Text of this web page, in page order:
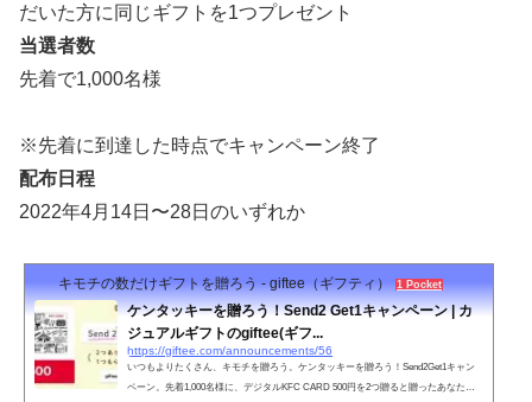
だいた方に同じギフトを1つプレゼント
当選者数
先着で1,000名様
※先着に到達した時点でキャンペーン終了
配布日程
2022年4月14日〜28日のいずれか
キモチの数だけギフトを贈ろう - giftee（ギフティ） 1 Pocket
ケンタッキーを贈ろう！Send2 Get1キャンペーン | カ
ジュアルギフトのgiftee(ギフ...
https://giftee.com/announcements/56
いつもよりたくさん、キモチを贈ろう。ケンタッキーを贈ろう！Send2Get1キャン
ペーン。先着1,000名様に、デジタルKFC CARD 500円を2つ贈ると贈ったあなたに